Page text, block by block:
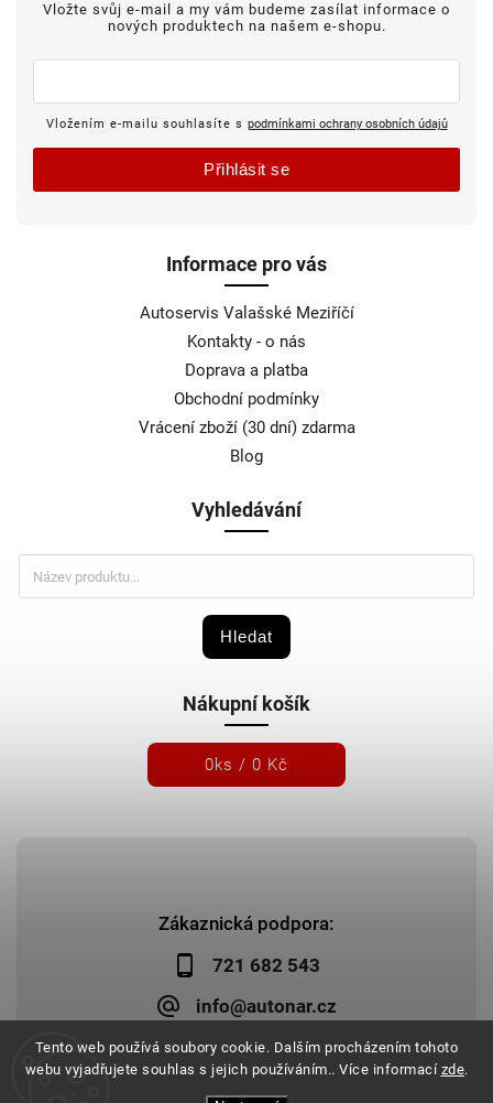
Tento web používá soubory cookie. Dalším procházením tohoto
webu vyjadřujete souhlas s jejich používáním.. Více informací zde.
Zákaznická podpora:
721 682 543
info@autonar.cz
Informace pro vás
Autoservis Valašské Meziříčí
Kontakty - o nás
Doprava a platba
Obchodní podmínky
Vrácení zboží (30 dní) zdarma
Blog
Vyhledávání
Hledat
Nákupní košík
0ks / 0 Kč
Vložte svůj e-mail a my vám budeme zasílat informace o
nových produktech na našem e-shopu.
Vložením e-mailu souhlasíte s podmínkami ochrany osobních údajů
Přihlásit se